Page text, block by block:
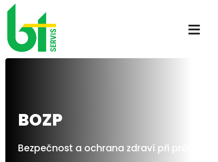
≡
BOZP
Bezpečnost a ochrana zdraví při práci